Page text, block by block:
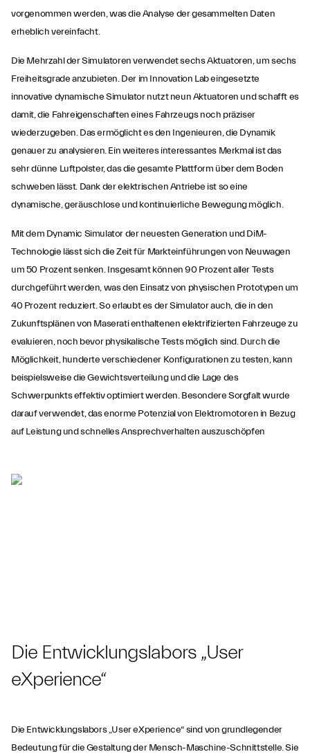
vorgenommen werden, was die Analyse der gesammelten Daten
erheblich vereinfacht.
Die Mehrzahl der Simulatoren verwendet sechs Aktuatoren, um sechs
Freiheitsgrade anzubieten. Der im Innovation Lab eingesetzte
innovative dynamische Simulator nutzt neun Aktuatoren und schafft es
damit, die Fahreigenschaften eines Fahrzeugs noch präziser
wiederzugeben. Das ermöglicht es den Ingenieuren, die Dynamik
genauer zu analysieren. Ein weiteres interessantes Merkmal ist das
sehr dünne Luftpolster, das die gesamte Plattform über dem Boden
schweben lässt. Dank der elektrischen Antriebe ist so eine
dynamische, geräuschlose und kontinuierliche Bewegung möglich.
Mit dem Dynamic Simulator der neuesten Generation und DiM-
Technologie lässt sich die Zeit für Markteinführungen von Neuwagen
um 50 Prozent senken. Insgesamt können 90 Prozent aller Tests
durchgeführt werden, was den Einsatz von physischen Prototypen um
40 Prozent reduziert. So erlaubt es der Simulator auch, die in den
Zukunftsplänen von Maserati enthaltenen elektrifizierten Fahrzeuge zu
evaluieren, noch bevor physikalische Tests möglich sind. Durch die
Möglichkeit, hunderte verschiedener Konfigurationen zu testen, kann
beispielsweise die Gewichtsverteilung und die Lage des
Schwerpunkts effektiv optimiert werden. Besondere Sorgfalt wurde
darauf verwendet, das enorme Potenzial von Elektromotoren in Bezug
auf Leistung und schnelles Ansprechverhalten auszuschöpfen
Die Entwicklungslabors „User
eXperience“
Die Entwicklungslabors „User eXperience“ sind von grundlegender
Bedeutung für die Gestaltung der Mensch-Maschine-Schnittstelle. Sie